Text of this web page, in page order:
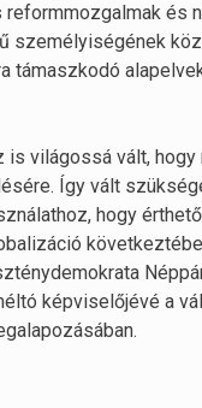
és
személyiségének
támaszkodó
világossá vált,
Így vált
hogy
képviselőjévé a